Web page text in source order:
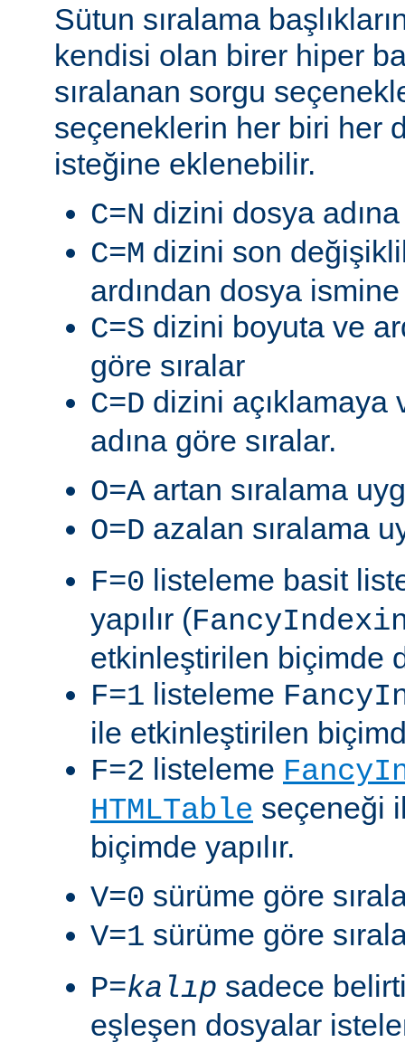
Sütun sıralama
kendisi olan birer hiper
sıralanan sorgu
seçeneklerin her biri her
isteğine eklenebilir.
C=N dizini dosya
C=M dizini son
ardından dosya
C=S dizini boyuta ve
göre sıralar
C=D dizini açıklamaya
adına göre sıralar.
O=A artan sıralama
O=D azalan sıralama
F=0 listeleme basit
yapılır (
etkinleştirilen biçimde
F=1 listeleme
ile etkinleştirilen
F=2 listeleme
HTMLTable seçeneği
biçimde yapılır.
V=0 sürüme göre
V=1 sürüme göre
P=kalıp sadece
eşleşen dosyalar